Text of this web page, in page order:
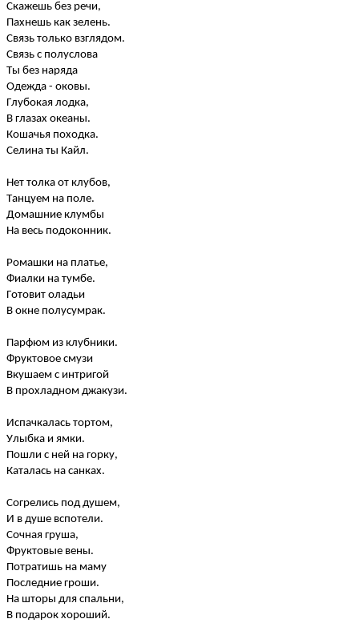
Скажешь без речи,
Пахнешь как зелень.
Связь только взглядом.
Связь с полуслова
Ты без наряда
Одежда - оковы.
Глубокая лодка,
В глазах океаны.
Кошачья походка.
Селина ты Кайл.
Нет толка от клубов,
Танцуем на поле.
Домашние клумбы
На весь подоконник.
Ромашки на платье,
Фиалки на тумбе.
Готовит оладьи
В окне полусумрак.
Парфюм из клубники.
Фруктовое смузи
Вкушаем с интригой
В прохладном джакузи.
Испачкалась тортом,
Улыбка и ямки.
Пошли с ней на горку,
Каталась на санках.
Согрелись под душем,
И в душе вспотели.
Сочная груша,
Фруктовые вены.
Потратишь на маму
Последние гроши.
На шторы для спальни,
В подарок хороший.